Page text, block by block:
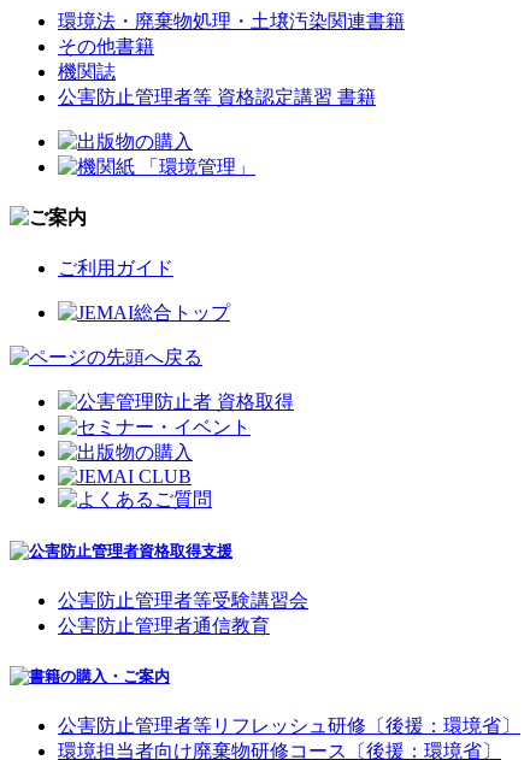
環境法・廃棄物処理・土壌汚染関連書籍
その他書籍
機関誌
公害防止管理者等 資格認定講習 書籍
ご利用ガイド
公害防止管理者等受験講習会
公害防止管理者通信教育
公害防止管理者等リフレッシュ研修〔後援：環境省〕
環境担当者向け廃棄物研修コース〔後援：環境省〕